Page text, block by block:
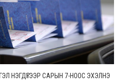
НЭГДҮГЭЭР САРЫН 7-НООС ЭХЭЛНЭ